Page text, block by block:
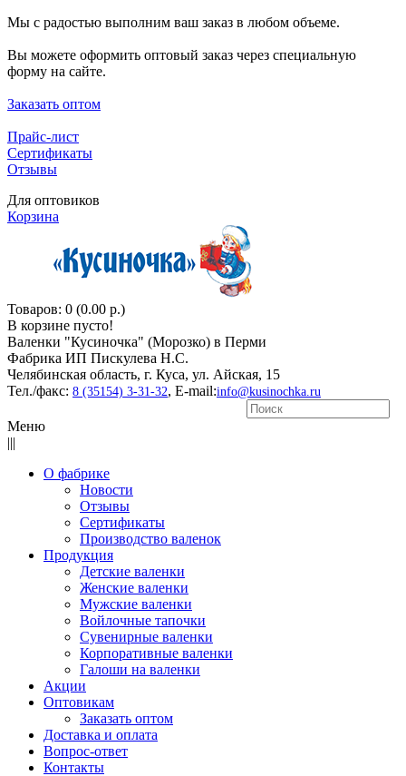
Мы с радостью выполним ваш заказ в любом объеме.
Вы можете оформить оптовый заказ через специальную
форму на сайте.
Заказать оптом
Прайс-лист
Сертификаты
Отзывы
Для оптовиков
Корзина
Товаров: 0 (0.00 р.)
В корзине пусто!
Валенки "Кусиночкa" (Морозко) в Перми
Фабрика ИП Пискулева Н.С.
Челябинская область, г. Куса, ул. Айская, 15
Тел./факс: 8 (35154) 3-31-32, E-mail:info@kusinochka.ru
Меню
|||
О фабрике
Новости
Отзывы
Сертификаты
Производство валенок
Продукция
Детские валенки
Женские валенки
Мужские валенки
Войлочные тапочки
Сувенирные валенки
Корпоративные валенки
Галоши на валенки
Акции
Оптовикам
Заказать оптом
Доставка и оплата
Вопрос-ответ
Контакты